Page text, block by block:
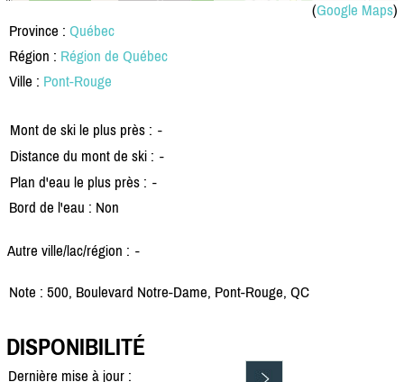
(Google Maps)
Province : Québec
Région : Région de Québec
Ville : Pont-Rouge
Mont de ski le plus près : -
Distance du mont de ski : -
Plan d'eau le plus près : -
Bord de l'eau : Non
Autre ville/lac/région : -
Note : 500, Boulevard Notre-Dame, Pont-Rouge, QC
DISPONIBILITÉ
Dernière mise à jour :